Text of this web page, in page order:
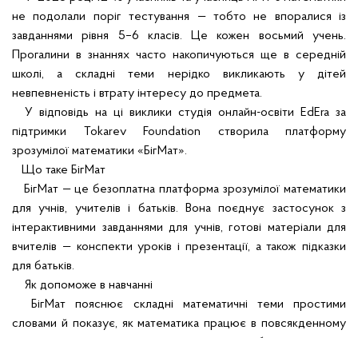
не подолали поріг тестування — тобто не впоралися із
завданнями рівня 5–6 класів. Це кожен восьмий учень.
Прогалини в знаннях часто накопичуються ще в середній
школі, а складні теми нерідко викликають у дітей
невпевненість і втрату інтересу до предмета.
У відповідь на ці виклики студія онлайн-освіти EdEra за
підтримки Tokarev Foundation створила платформу
зрозумілої математики «БігМат».
Що таке БігМат
БігМат — це безоплатна платформа зрозумілої математики
для учнів, учителів і батьків. Вона поєднує застосунок з
інтерактивними завданнями для учнів, готові матеріали для
вчителів — конспекти уроків і презентації, а також підказки
для батьків.
Як допоможе в навчанні
БігМат пояснює складні математичні теми простими
словами й показує, як математика працює в повсякденному